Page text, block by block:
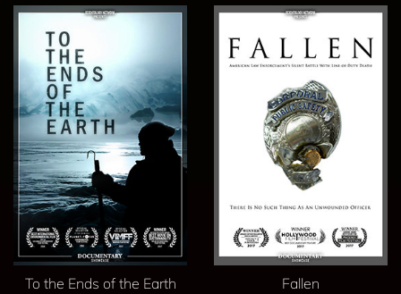
To the Ends of the Earth Fallen